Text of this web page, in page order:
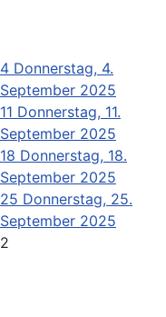
4 Donnerstag, 4.
September 2025
11 Donnerstag, 11.
September 2025
18 Donnerstag, 18.
September 2025
25 Donnerstag, 25.
September 2025
2